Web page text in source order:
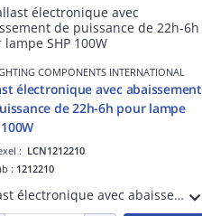
COMPONENTS INTERNATIONAL
électronique avec abaissement
de 22h-6h pour lampe
: LCN1212210
: 1212210
Ballast électronique avec abaissement de puissance de 22h à 6h pour lampe sodium haute pression 100W.